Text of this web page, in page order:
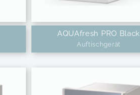
AQUAfresh PRO Black
Auftischgerät